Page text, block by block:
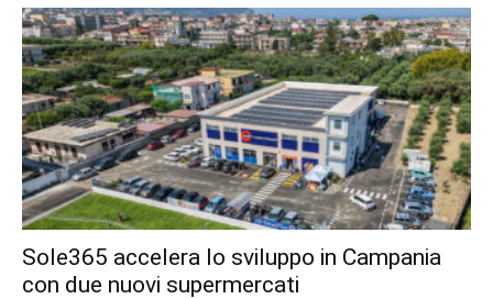
Sole365 accelera lo sviluppo in Campania
con due nuovi supermercati